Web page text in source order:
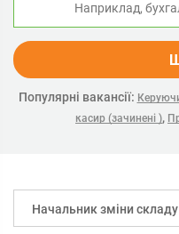
Популярні вакансії:
касир (зачинені ),
Начальник зміни складу